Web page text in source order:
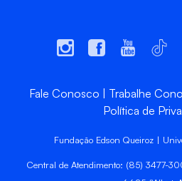
Fale Conosco Trabalhe
Política de
Fundação Edson Queiroz |
Central de Atendimento: (85)